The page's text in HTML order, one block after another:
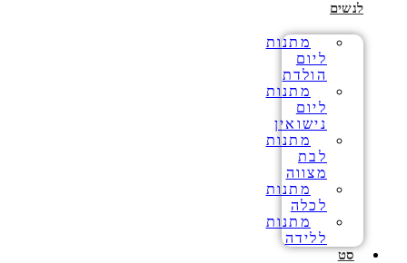
לנשים
מתנות
ליום
הולדת
מתנות
ליום
נישואין
מתנות
לבת
מצווה
מתנות
לכלה
מתנות
ללידה
סט